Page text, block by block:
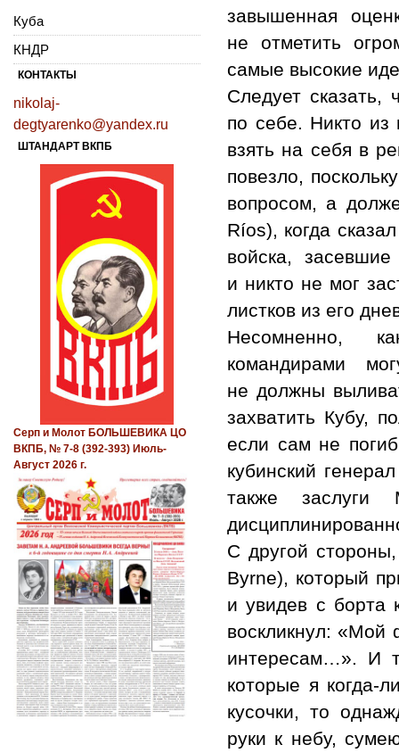
завышенная
не отметить
самые высокие
Следует
по себе. Никто
взять на себя в
повезло,
вопросом, а
Ríos), когда
войска,
и никто не мог
листков из его
Несомненно,
командирами
не должны
захватить Кубу,
если сам не
кубинский
также заслуги
С другой
Byrne), который
и увидев с борта
воскликнул: «Мой
интересам…». И
которые я когда-
кусочки, то
руки к небу,
Куба
КНДР
КОНТАКТЫ
nikolaj-
degtyarenko@yandex.ru
ШТАНДАРТ ВКПБ
Серп и Молот БОЛЬШЕВИКА ЦО
ВКПБ, № 7-8 (392-393) Июль-
Август 2026 г.